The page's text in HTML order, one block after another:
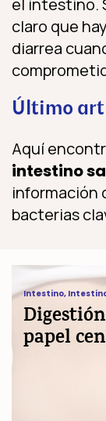
el intestino.
claro que
diarrea
Último
Aquí
intestino
información
bacterias
Intestino,
papel
Digestión: